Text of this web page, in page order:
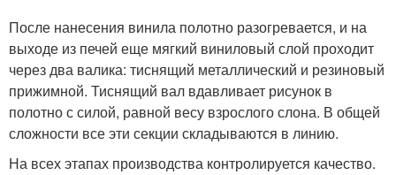
После нанесения винила полотно разогревается, и на
выходе из печей еще мягкий виниловый слой проходит
через два валика: тиснящий металлический и резиновый
прижимной. Тиснящий вал вдавливает рисунок в
полотно с силой, равной весу взрослого слона. В общей
сложности все эти секции складываются в линию.
На всех этапах производства контролируется качество.